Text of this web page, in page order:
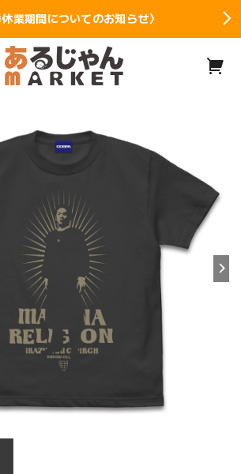
休業期間についてのお知らせ〉